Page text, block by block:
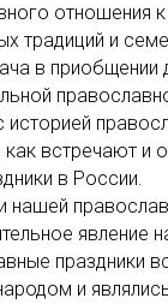
отношения
традиций и
в приобщении
историей
как встречают и
в России.
нашей
явление
праздники
и